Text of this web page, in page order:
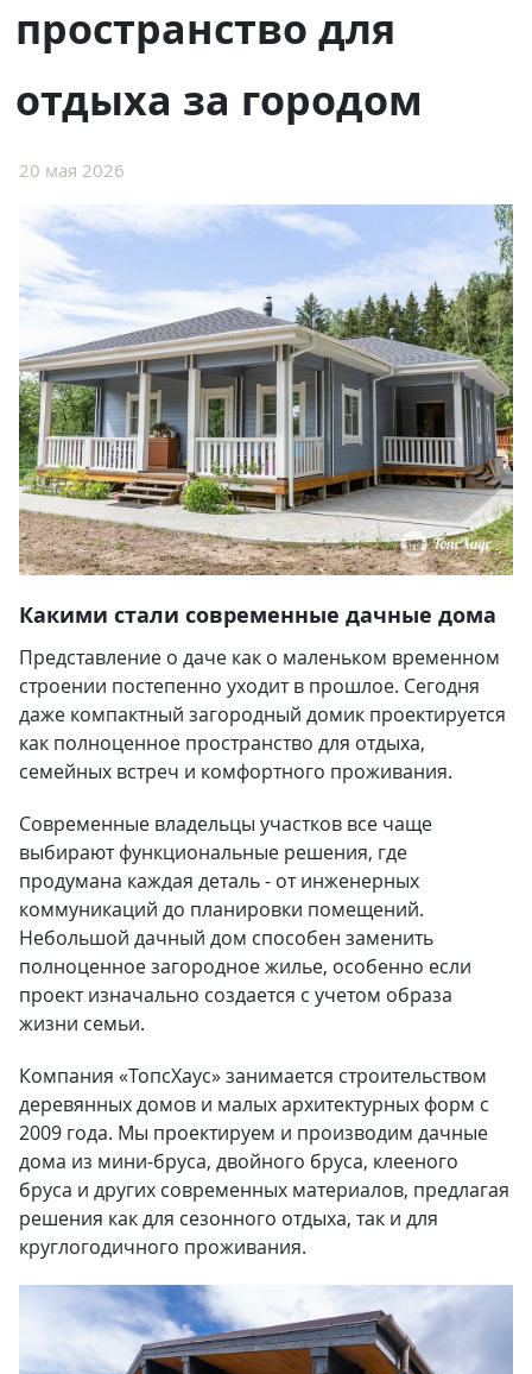
пространство для
отдыха за городом
20 мая 2026
Какими стали современные дачные дома
Представление о даче как о маленьком временном
строении постепенно уходит в прошлое. Сегодня
даже компактный загородный домик проектируется
как полноценное пространство для отдыха,
семейных встреч и комфортного проживания.
Современные владельцы участков все чаще
выбирают функциональные решения, где
продумана каждая деталь - от инженерных
коммуникаций до планировки помещений.
Небольшой дачный дом способен заменить
полноценное загородное жилье, особенно если
проект изначально создается с учетом образа
жизни семьи.
Компания «ТопсХаус» занимается строительством
деревянных домов и малых архитектурных форм с
2009 года. Мы проектируем и производим дачные
дома из мини-бруса, двойного бруса, клееного
бруса и других современных материалов, предлагая
решения как для сезонного отдыха, так и для
круглогодичного проживания.